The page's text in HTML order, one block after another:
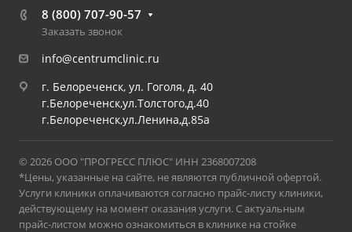
8 (800) 707-90-57
Заказать звонок
info@centrumclinic.ru
г. Белореченск, ул. Гоголя, д. 40
г.Белореченск,ул.Толстого,д.40
г.Белореченск,ул.Ленина,д.85а
© 2026 ООО "ПРОГРЕСС ПЛЮС" ИНН 2368007208
*Цены, указанные на сайте, не являются публичной офертой.
Услуги клиники оплачиваются согласно прайс-листу клиники,
действующему на момент оказания услуги. С актуальным
прайс-листом можно ознакомиться в клинике на стойке